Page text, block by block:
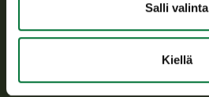
Salli valinta
Kiellä